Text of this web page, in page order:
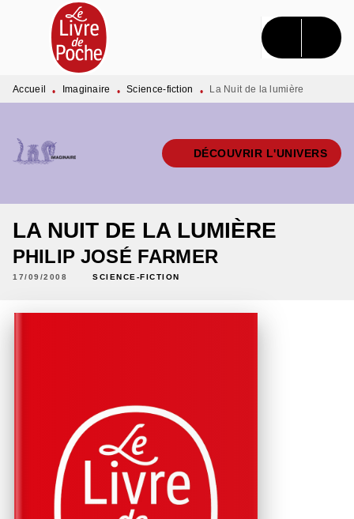
MENU RECHERCHE CONTENU
PIED DE PAGE
Accueil • Imaginaire • Science-fiction • La Nuit de la lumière
DÉCOUVRIR L'UNIVERS
LA NUIT DE LA LUMIÈRE
PHILIP JOSÉ FARMER
17/09/2008 SCIENCE-FICTION